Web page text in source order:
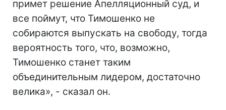
примет решение Апелляционный суд, и
все поймут, что Тимошенко не
собираются выпускать на свободу, тогда
вероятность того, что, возможно,
Тимошенко станет таким
объединительным лидером, достаточно
велика», - сказал он.